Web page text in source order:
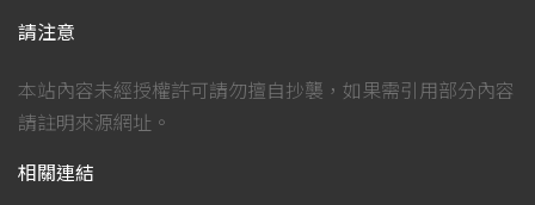
請注意
本站內容未經授權許可請勿擅自抄襲，如果需引用部分內容
請註明來源網址。
相關連結